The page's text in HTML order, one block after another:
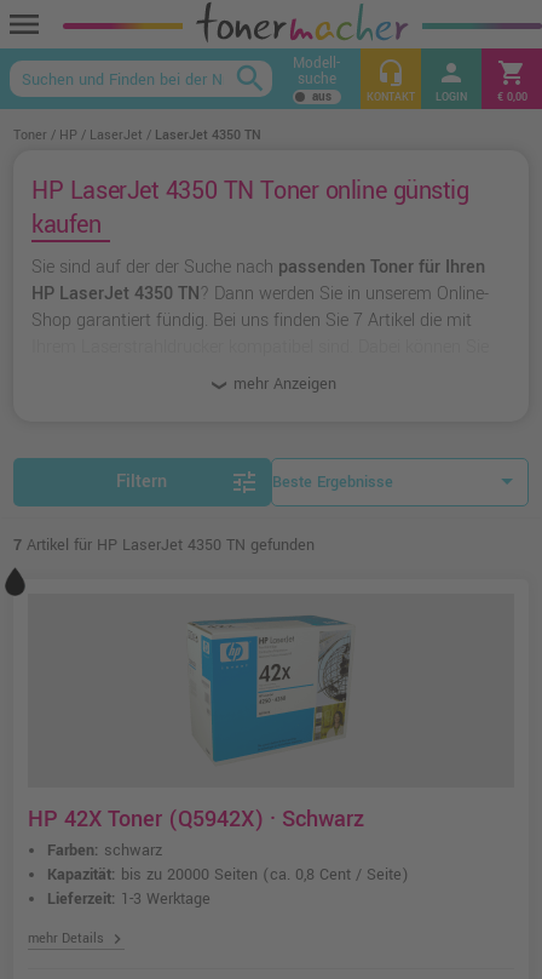
menu
keyboard_arrow_up
search Modell-
suche headset_mic
KONTAKT
person
LOGIN
shopping_cart
€ 0,00
Toner HP LaserJet LaserJet 4350 TN
HP LaserJet 4350 TN Toner online günstig
kaufen
Sie sind auf der der Suche nach passenden Toner für Ihren
HP LaserJet 4350 TN? Dann werden Sie in unserem Online-
Shop garantiert fündig. Bei uns finden Sie 7 Artikel die mit
wählen oder zu
mehr Anzeigen
Filtern tune
7 Artikel für HP LaserJet 4350 TN gefunden
HP 42X Toner (Q5942X) · Schwarz
Farben: schwarz
Kapazität: bis zu 20000 Seiten (ca. 0,8 Cent / Seite)
Lieferzeit: 1-3 Werktage
mehr Details chevron_right